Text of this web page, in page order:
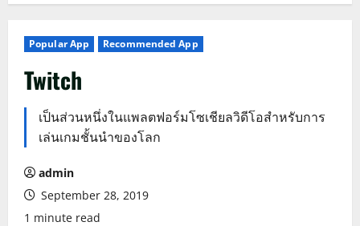
Popular App Recommended App
Twitch
เป็นส่วนหนึ่งในแพลตฟอร์มโซเชียลวิดีโอสำหรับการ
เล่นเกมชั้นนำของโลก
admin
September 28, 2019
1 minute read